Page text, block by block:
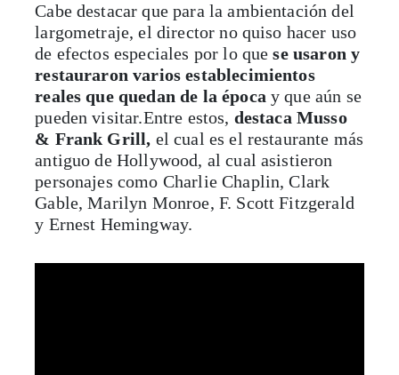
Cabe destacar que para la ambientación del
largometraje, el director no quiso hacer uso
de efectos especiales por lo quese usaron y
restauraron varios establecimientos
reales que quedan de la época y que aún se
pueden visitar.Entre estos, destaca Musso
& Frank Grill, el cual es el restaurante más
antiguo de Hollywood, al cual asistieron
personajes como Charlie Chaplin, Clark
Gable, Marilyn Monroe, F. Scott Fitzgerald
y Ernest Hemingway.